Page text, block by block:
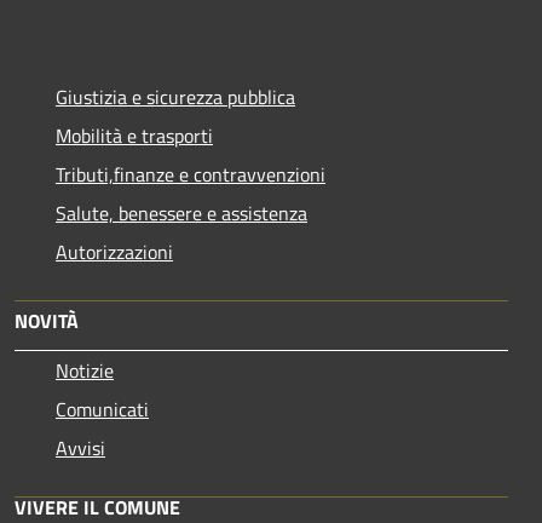
Giustizia e sicurezza pubblica
Mobilità e trasporti
Tributi,finanze e contravvenzioni
Salute, benessere e assistenza
Autorizzazioni
NOVITÀ
Notizie
Comunicati
Avvisi
VIVERE IL COMUNE